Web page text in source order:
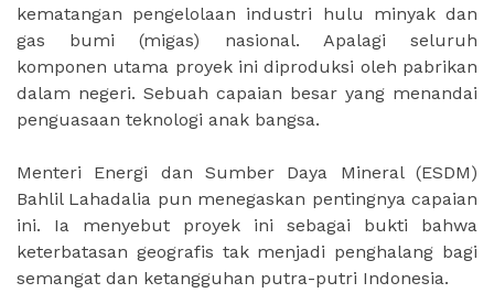
kematangan pengelolaan industri hulu minyak dan
gas bumi (migas) nasional. Apalagi seluruh
komponen utama proyek ini diproduksi oleh pabrikan
dalam negeri. Sebuah capaian besar yang menandai
penguasaan teknologi anak bangsa.
Menteri Energi dan Sumber Daya Mineral (ESDM)
Bahlil Lahadalia pun menegaskan pentingnya capaian
ini. Ia menyebut proyek ini sebagai bukti bahwa
keterbatasan geografis tak menjadi penghalang bagi
semangat dan ketangguhan putra-putri Indonesia.